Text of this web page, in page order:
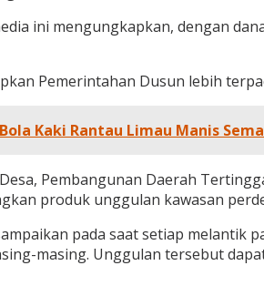
ini mengungkapkan, dengan
Pemerintahan Dusun lebih
Kaki Rantau Limau Manis
Pembangunan Daerah
produk unggulan kawasan
pada saat setiap melantik
masing. Unggulan tersebut